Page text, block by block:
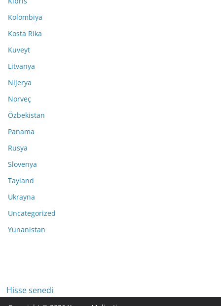
Kolombiya
Kosta Rika
Kuveyt
Litvanya
Nijerya
Norveç
Özbekistan
Panama
Rusya
Slovenya
Tayland
Ukrayna
Uncategorized
Yunanistan
Hisse senedi